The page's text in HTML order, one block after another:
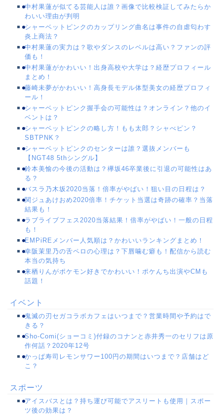
中村果蓮が似てる芸能人は誰？画像で比較検証してみたらか
わいい理由が判明
シャーベットピンクのカップリング曲名は事件の自虐匂わす
炎上商法？
中村果蓮の実力は？歌やダンスのレベルは高い？ファンの評
価も！
中村果蓮がかわいい！出身高校や大学は？経歴プロフィール
まとめ！
藤崎未夢がかわいい！高身長モデル体型美女の経歴プロフィ
ール！
シャーベットピンク握手会の可能性は？オンライン？他のイ
ベントは？
シャーベットピンクの略し方！もも太郎？シャべピン？
SBTPNK？
シャーベットピンクのセンターは誰？選抜メンバーも
【NGT48 5thシングル】
鈴本美愉の今後の活動は？欅坂46卒業後に引退の可能性はあ
る？
バスラ乃木坂2020当落！倍率がやばい！狙い目の日程は？
関ジュあけおめ2020倍率！チケット当選は奇跡の確率？当落
結果も！
ラブライブフェス2020当落結果！倍率がやばい！一般の日程
も！
EMPiREメンバー人気順は？かわいいランキングまとめ！
幸阪茉里乃の舌ペロの心理は？下唇噛む癖も！配信から読む
本当の気持ち
来栖りんがポケモン好きでかわいい！ポケんち出演やCMも
話題！
イベント
鬼滅の刃セガコラボカフェはいつまで？営業時間や予約はで
きる？
Sho-Comi(ショーコミ)付録のコナンと赤井秀一のセリフは原
作何話？2020年12号
かっぱ寿司レモンサワー100円の期間はいつまで？店舗はど
こ？
スポーツ
アイスバスとは？持ち運び可能でアスリートも使用｜スポー
ツ後の効果は？